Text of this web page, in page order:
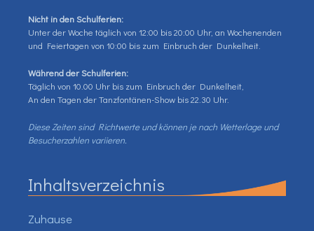
Nicht in den Schulferien:
Unter der Woche täglich von 12:00 bis 20:00 Uhr, an Wochenenden
und Feiertagen von 10:00 bis zum Einbruch der Dunkelheit.
Während der Schulferien:
Täglich von 10.00 Uhr bis zum Einbruch der Dunkelheit,
An den Tagen der Tanzfontänen-Show bis 22.30 Uhr.
Diese Zeiten sind Richtwerte und können je nach Wetterlage und
Besucherzahlen variieren.
Inhaltsverzeichnis
Zuhause